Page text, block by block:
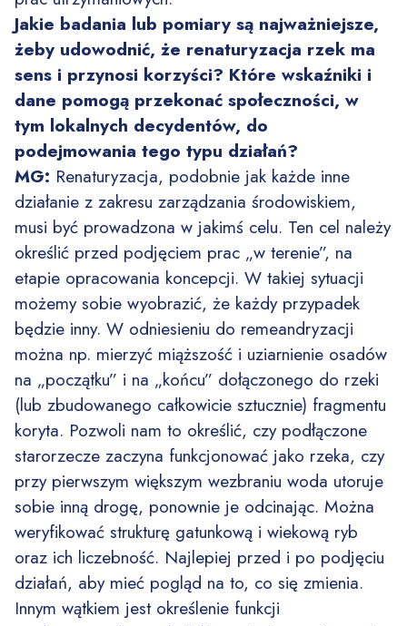
Jakie badania lub pomiary są najważniejsze,
żeby udowodnić, że renaturyzacja rzek ma
sens i przynosi korzyści? Które wskaźniki i
dane pomogą przekonać społeczności, w
tym lokalnych decydentów, do
podejmowania tego typu działań?
MG: Renaturyzacja, podobnie jak każde inne
działanie z zakresu zarządzania środowiskiem,
musi być prowadzona w jakimś celu. Ten cel należy
określić przed podjęciem prac „w terenie”, na
etapie opracowania koncepcji. W takiej sytuacji
możemy sobie wyobrazić, że każdy przypadek
będzie inny. W odniesieniu do remeandryzacji
można np. mierzyć miąższość i uziarnienie osadów
na „początku” i na „końcu” dołączonego do rzeki
(lub zbudowanego całkowicie sztucznie) fragmentu
koryta. Pozwoli nam to określić, czy podłączone
starorzecze zaczyna funkcjonować jako rzeka, czy
przy pierwszym większym wezbraniu woda utoruje
sobie inną drogę, ponownie je odcinając. Można
weryfikować strukturę gatunkową i wiekową ryb
oraz ich liczebność. Najlepiej przed i po podjęciu
działań, aby mieć pogląd na to, co się zmienia.
Innym wątkiem jest określenie funkcji